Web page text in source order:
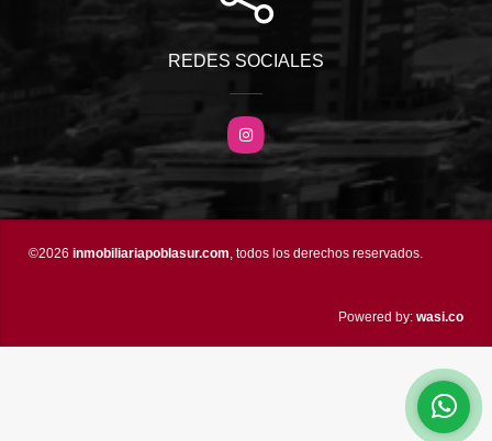
REDES SOCIALES
Instagram
©2026 inmobiliariapoblasur.com , todos los derechos reservados.
Powered by: wasi.co